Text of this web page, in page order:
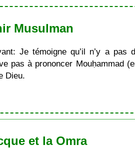
Musulman
Je témoigne qu’il n’y a pas
pas à prononcer Mouḥammad
Dieu.
et la Omra